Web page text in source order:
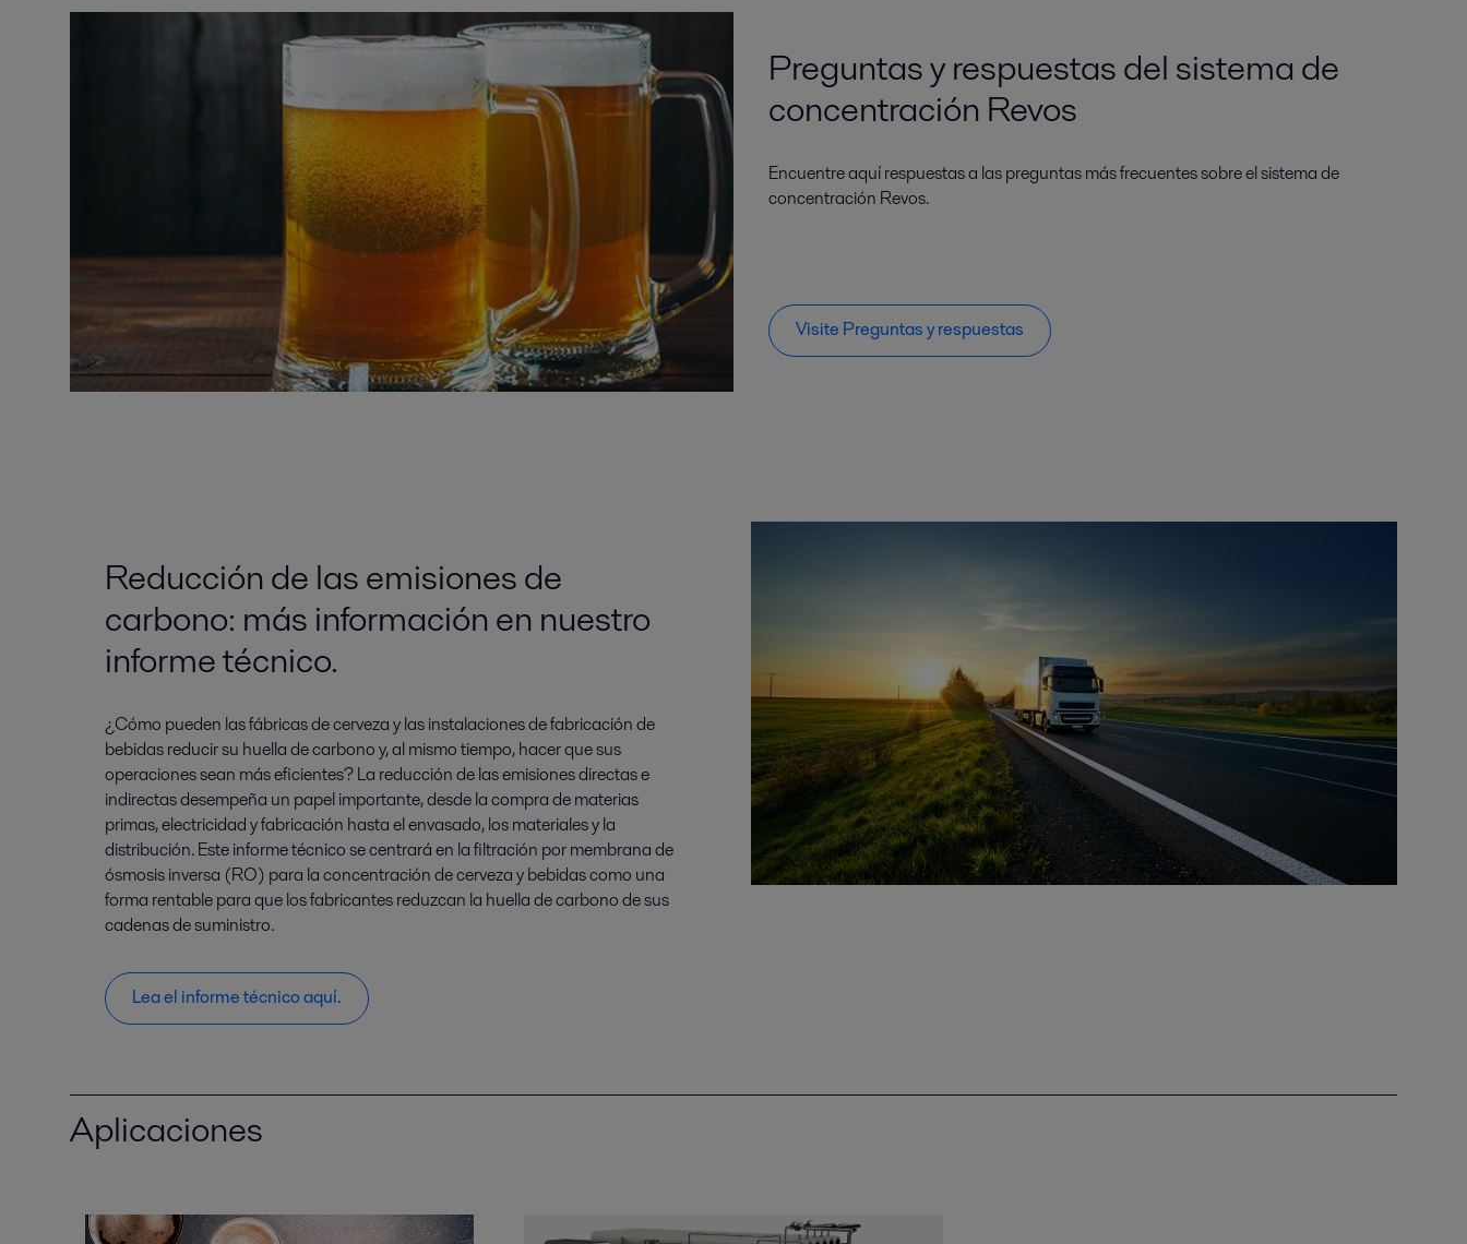
Preguntas y respuestas del sistema de
concentración Revos
Encuentre aquí respuestas a las preguntas más frecuentes sobre el sistema de
concentración Revos.
Visite Preguntas y respuestas
Reducción de las emisiones de
carbono: más información en nuestro
informe técnico.
¿Cómo pueden las fábricas de cerveza y las instalaciones de fabricación de
bebidas reducir su huella de carbono y, al mismo tiempo, hacer que sus
operaciones sean más eficientes? La reducción de las emisiones directas e
indirectas desempeña un papel importante, desde la compra de materias
primas, electricidad y fabricación hasta el envasado, los materiales y la
distribución. Este informe técnico se centrará en la filtración por membrana de
ósmosis inversa (RO) para la concentración de cerveza y bebidas como una
forma rentable para que los fabricantes reduzcan la huella de carbono de sus
cadenas de suministro.
Lea el informe técnico aquí.
Aplicaciones